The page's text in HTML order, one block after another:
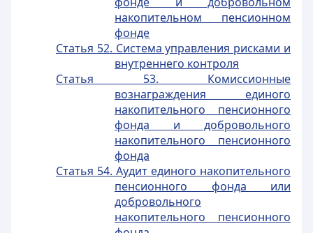
накопительном пенсионном
фонде
Статья 52. Система управления рисками и
внутреннего контроля
Статья 53. Комиссионные
вознаграждения единого
накопительного пенсионного
фонда и добровольного
накопительного пенсионного
фонда
Статья 54. Аудит единого накопительного
пенсионного фонда или
добровольного
накопительного пенсионного